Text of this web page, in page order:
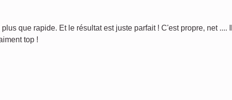
que rapide. Et le résultat est juste parfait ! C'est propre, net ....
top !